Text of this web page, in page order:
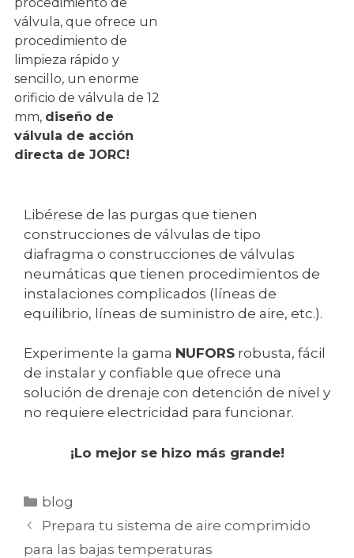
válvula, que ofrece un
procedimiento de
limpieza rápido y
sencillo, un enorme
orificio de válvula de 12
mm, diseño de
válvula de acción
directa de JORC!
Libérese de las purgas que tienen
construcciones de válvulas de tipo
diafragma o construcciones de válvulas
neumáticas que tienen procedimientos de
instalaciones complicados (líneas de
equilibrio, líneas de suministro de aire, etc.).
Experimente la gama NUFORS robusta, fácil
de instalar y confiable que ofrece una
solución de drenaje con detención de nivel y
no requiere electricidad para funcionar.
¡Lo mejor se hizo más grande!
Categorías
blog
Prepara tu sistema de aire comprimido
para las bajas temperaturas